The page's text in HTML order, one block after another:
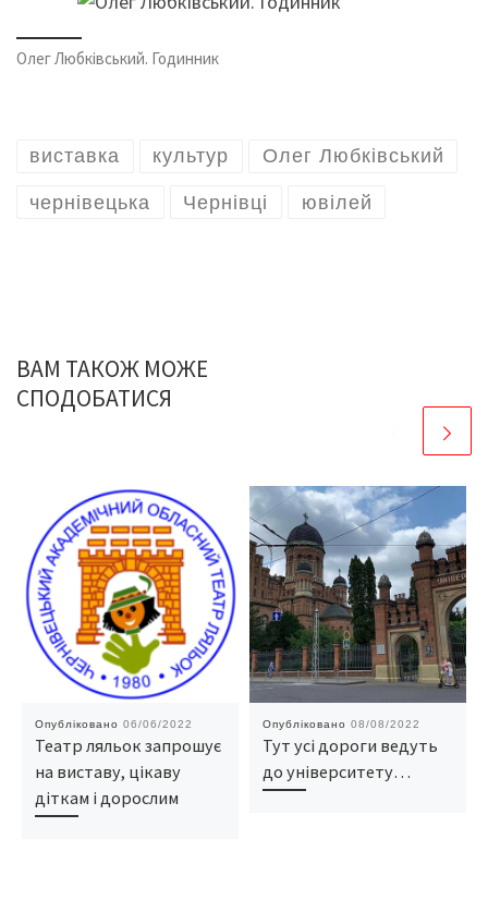
Олег Любківський. Годинник
виставка культур Олег Любківський
чернівецька Чернівці ювілей
ВАМ ТАКОЖ МОЖЕ
СПОДОБАТИСЯ
Опубліковано 06/06/2022
Театр ляльок запрошує
на виставу, цікаву
діткам і дорослим
Опубліковано 08/08/2022
Тут усі дороги ведуть
до університету…